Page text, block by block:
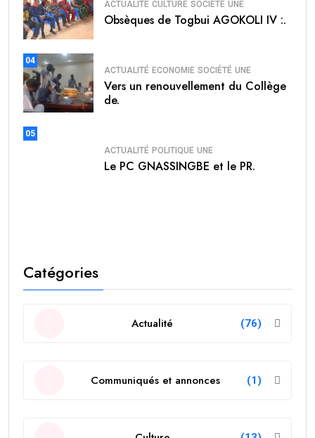
ACTUALITÉ CULTURE SOCIÉTÉ UNE
Obsèques de Togbui AGOKOLI IV :.
04
ACTUALITÉ ECONOMIE SOCIÉTÉ UNE
Vers un renouvellement du Collège
de.
05
ACTUALITÉ POLITIQUE UNE
Le PC GNASSINGBE et le PR.
Catégories
Actualité (76)
Communiqués et annonces (1)